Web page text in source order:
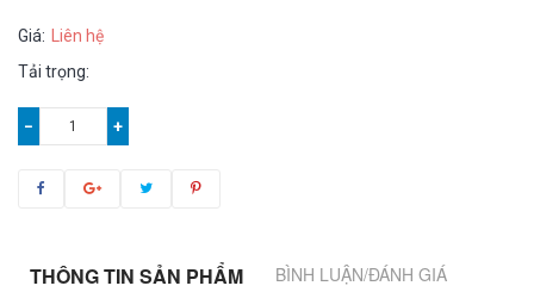
Giá: Liên hệ
Tải trọng:
− +
THÔNG TIN SẢN PHẨM BÌNH LUẬN/ĐÁNH GIÁ